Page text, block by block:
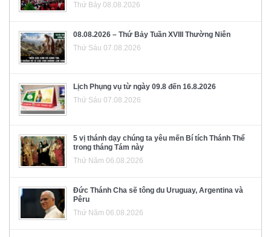
Thứ Bảy 08.08.2026
08.08.2026 – Thứ Bảy Tuần XVIII Thường Niên
Thứ Sáu 07.08.2026
Lịch Phụng vụ từ ngày 09.8 đến 16.8.2026
Thứ Sáu 07.08.2026
5 vị thánh dạy chúng ta yêu mến Bí tích Thánh Thể
trong tháng Tám này
Thứ Năm 06.08.2026
Đức Thánh Cha sẽ tông du Uruguay, Argentina và
Pêru
Thứ Năm 06.08.2026